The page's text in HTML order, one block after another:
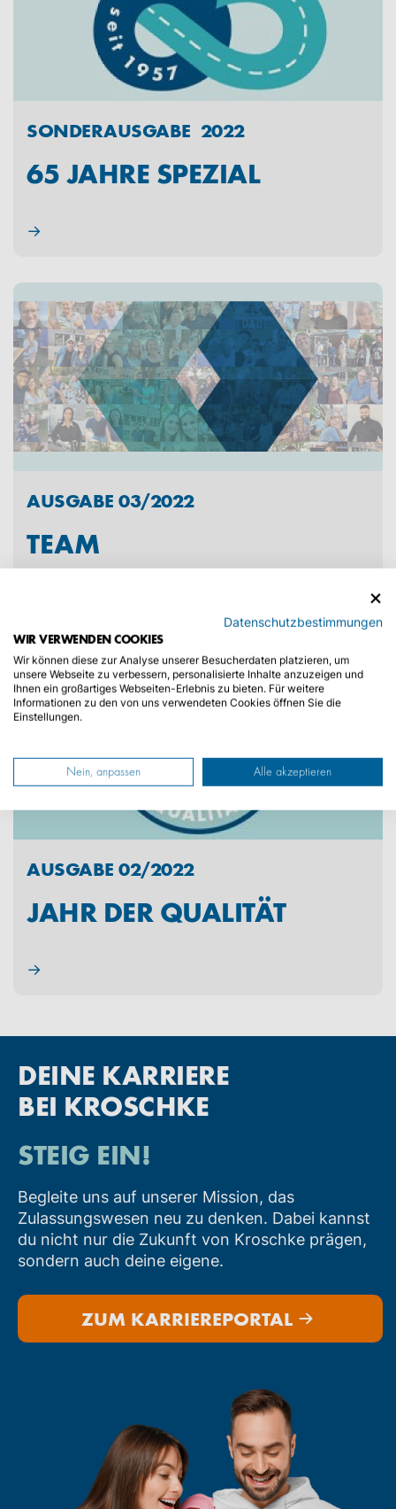
SONDERAUSGABE 2022
65 JAHRE SPEZIAL
→
AUSGABE 03/2022
TEAM
AUSGABE 02/2022
JAHR DER QUALITÄT
→
DEINE KARRIERE
BEI KROSCHKE
STEIG EIN!
Begleite uns auf unserer Mission, das
Zulassungswesen neu zu denken. Dabei kannst
du nicht nur die Zukunft von Kroschke prägen,
sondern auch deine eigene.
ZUM KARRIEREPORTAL
Datenschutzbestimmungen
WIR VERWENDEN COOKIES
Wir können diese zur Analyse unserer Besucherdaten platzieren, um
unsere Webseite zu verbessern, personalisierte Inhalte anzuzeigen und
Ihnen ein großartiges Webseiten-Erlebnis zu bieten. Für weitere
Informationen zu den von uns verwendeten Cookies öffnen Sie die
Einstellungen.
Nein, anpassen Alle akzeptieren